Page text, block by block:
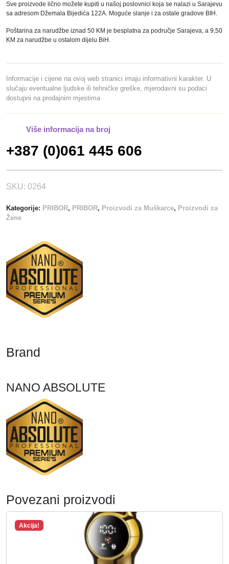
Sve proizvode lično možete kupiti u našoj poslovnici koja se nalazi u Sarajevu
sa adresom Džemala Bijedića 122A. Moguće slanje i za ostale gradove BIH.
Poštarina za narudžbe iznad 50 KM je besplatna za područje Sarajeva, a 9,50
KM za narudžbe u ostalom dijelu BiH.
Informacije i cijene na ovoj web stranici imaju informativni karakter. U
slučaju eventualne ljudske ili tehničke greške, mjerodavni su podaci
dostupni na prodajnim mjestima
Više informacija na broj
+387 (0)061 445 606
SKU: 0264
Kategorije: PRIBOR, PRIBOR, Proizvodi za Muškarce, Proizvodi za
Žene
Brand
NANO ABSOLUTE
Povezani proizvodi
Akcija!